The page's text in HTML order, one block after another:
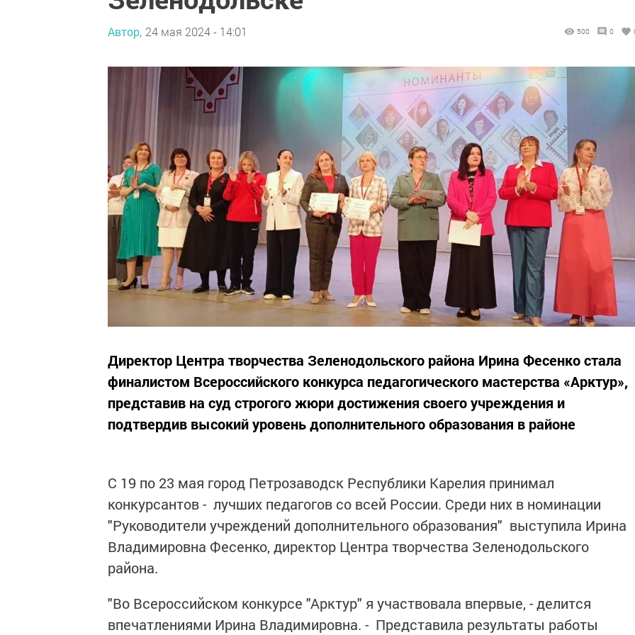
Автор, 24 мая 2024 - 14:01 500 0
Директор Центра творчества Зеленодольского района Ирина Фесенко стала
финалистом Всероссийского конкурса педагогического мастерства «Арктур»,
представив на суд строгого жюри достижения своего учреждения и
подтвердив высокий уровень дополнительного образования в районе
С 19 по 23 мая город Петрозаводск Республики Карелия принимал
конкурсантов - лучших педагогов со всей России. Среди них в номинации
"Руководители учреждений дополнительного образования" выступила Ирина
Владимировна Фесенко, директор Центра творчества Зеленодольского
района.
"Во Всероссийском конкурсе "Арктур" я участвовала впервые, - делится
впечатлениями Ирина Владимировна. - Представила результаты работы